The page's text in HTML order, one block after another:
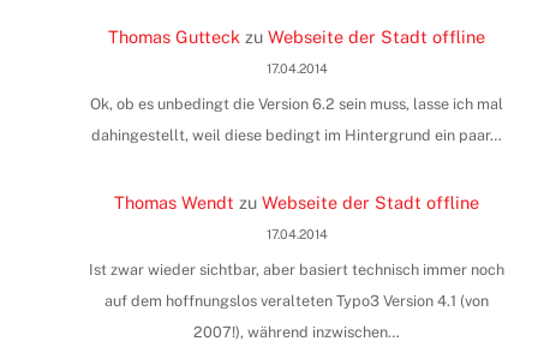
Thomas Gutteck zuWebseite der Stadt offline
17.04.2014
Ok, ob es unbedingt die Version 6.2 sein muss, lasse ich mal
dahingestellt, weil diese bedingt im Hintergrund ein paar…
Thomas Wendt zuWebseite der Stadt offline
17.04.2014
Ist zwar wieder sichtbar, aber basiert technisch immer noch
auf dem hoffnungslos veralteten Typo3 Version 4.1 (von
2007!), während inzwischen…